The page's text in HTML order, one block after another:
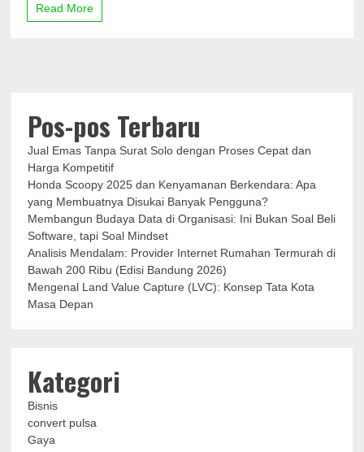
Read More
Pos-pos Terbaru
Jual Emas Tanpa Surat Solo dengan Proses Cepat dan
Harga Kompetitif
Honda Scoopy 2025 dan Kenyamanan Berkendara: Apa
yang Membuatnya Disukai Banyak Pengguna?
Membangun Budaya Data di Organisasi: Ini Bukan Soal Beli
Software, tapi Soal Mindset
Analisis Mendalam: Provider Internet Rumahan Termurah di
Bawah 200 Ribu (Edisi Bandung 2026)
Mengenal Land Value Capture (LVC): Konsep Tata Kota
Masa Depan
Kategori
Bisnis
convert pulsa
Gaya